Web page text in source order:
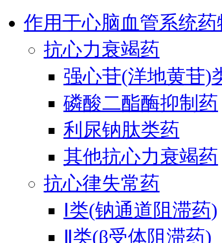
作用于心脑血管系统药
抗心力衰竭药
强心苷(洋地黄苷)
磷酸二酯酶抑制药
利尿钠肽类药
其他抗心力衰竭药
抗心律失常药
Ⅰ类(钠通道阻滞药)
Ⅱ类(β受体阻滞药)